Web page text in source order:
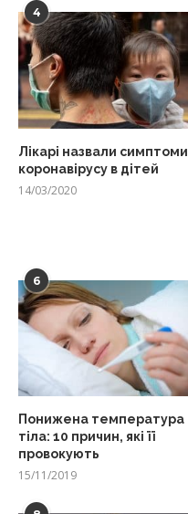
4
Лікарі назвали симптоми
коронавірусу в дітей
14/03/2020
6
Понижена температура
тіла: 10 причин, які її
провокують
15/11/2019